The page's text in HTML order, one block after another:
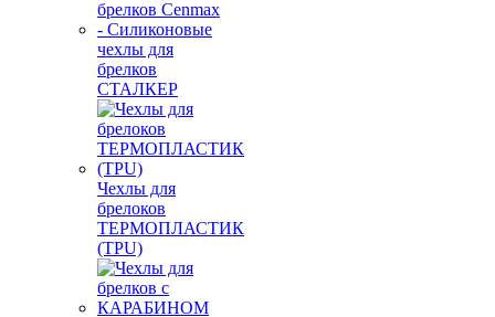
брелков Cenmax
- Силиконовые
чехлы для
брелков
СТАЛКЕР
Чехлы для
брелоков
ТЕРМОПЛАСТИК
(TPU)